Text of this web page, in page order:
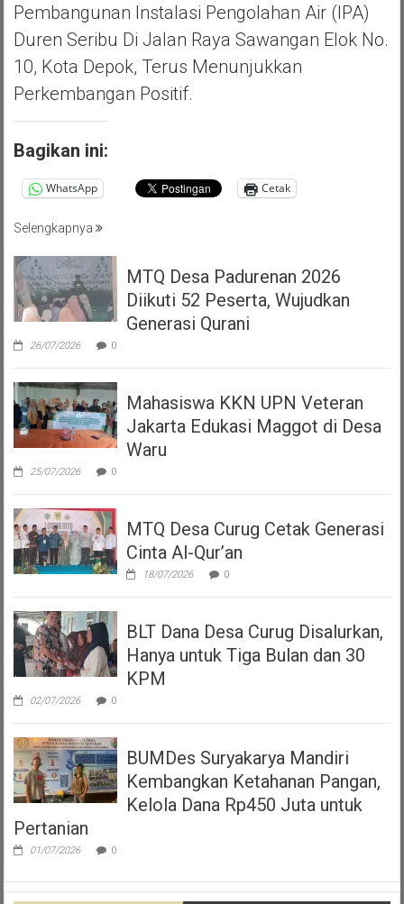
Pembangunan Instalasi Pengolahan Air (IPA)
Duren Seribu Di Jalan Raya Sawangan Elok No.
10, Kota Depok, Terus Menunjukkan
Perkembangan Positif.
Bagikan ini:
WhatsApp Cetak
Selengkapnya
MTQ Desa Padurenan 2026
Diikuti 52 Peserta, Wujudkan
Generasi Qurani
26/07/2026 0
Mahasiswa KKN UPN Veteran
Jakarta Edukasi Maggot di Desa
Waru
25/07/2026 0
MTQ Desa Curug Cetak Generasi
Cinta Al-Qur’an
18/07/2026 0
BLT Dana Desa Curug Disalurkan,
Hanya untuk Tiga Bulan dan 30
KPM
02/07/2026 0
BUMDes Suryakarya Mandiri
Kembangkan Ketahanan Pangan,
Kelola Dana Rp450 Juta untuk
Pertanian
01/07/2026 0